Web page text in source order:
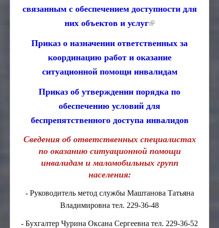
связанным с обеспечением доступности для
них объектов и услуг(внешняя ссылка)
Приказ о назначении ответственных за
координацию работ и оказание
ситуационной помощи инвалидам
Приказ об утверждении порядка по
обеспечению условий для
беспрепятственного доступа инвалидов
Сведения об ответственных специалистах
по оказанию ситуационной помощи
инвалидам и маломобильных групп
населения:
- Руководитель метод службы Маштанова Татьяна
Владимировна тел. 229-36-48
- Бухгалтер Чурина Оксана Сергеевна тел. 229-36-52